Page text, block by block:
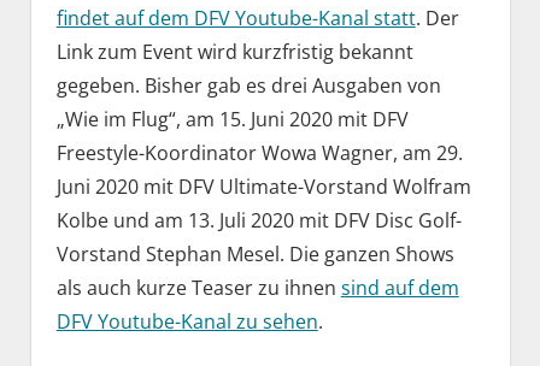
findet auf dem DFV Youtube-Kanal statt. Der
Link zum Event wird kurzfristig bekannt
gegeben. Bisher gab es drei Ausgaben von
„Wie im Flug“, am 15. Juni 2020 mit DFV
Freestyle-Koordinator Wowa Wagner, am 29.
Juni 2020 mit DFV Ultimate-Vorstand Wolfram
Kolbe und am 13. Juli 2020 mit DFV Disc Golf-
Vorstand Stephan Mesel. Die ganzen Shows
als auch kurze Teaser zu ihnen sind auf dem
DFV Youtube-Kanal zu sehen.